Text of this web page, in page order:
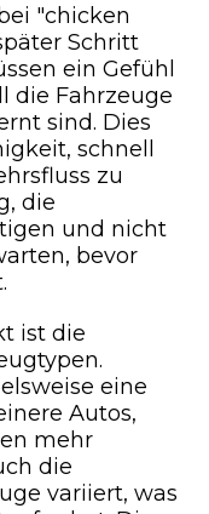
"chicken
Schritt
ein Gefühl
die Fahrzeuge
sind. Dies
schnell
zu
die
und nicht
bevor
ist die
eine
Autos,
mehr
die
variiert, was